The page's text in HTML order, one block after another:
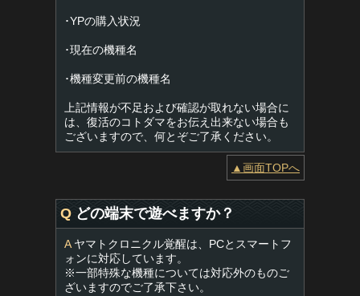
･YPの購入状況
･現在の機種名
･機種変更前の機種名
上記情報が不足および確認が取れない場合に
は、復活のコトダマをお伝え出来ない場合も
ございますので、何とぞご了承ください。
▲画面TOPへ
Q どの端末で遊べますか？
Aヤマトクロニクル覚醒は、PCとスマートフ
ォンに対応しています。
※一部特殊な機種については対応外のものご
ざいますのでご了承下さい。